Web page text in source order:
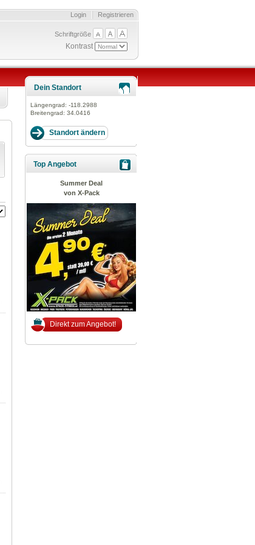
Registrieren
Login
Schriftgröße
Kontrast
Dein Standort
Längengrad: -118.2988
Breitengrad: 34.0416
Top Angebot
Summer Deal
von X-Pack
Direkt zum Angebot!